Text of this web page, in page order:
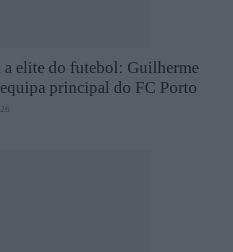
a elite do futebol: Guilherme
equipa principal do FC Porto